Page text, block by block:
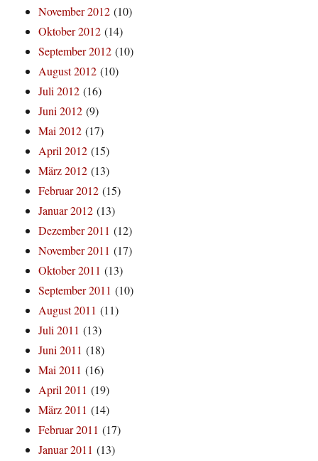
November 2012 (10)
Oktober 2012 (14)
September 2012 (10)
August 2012 (10)
Juli 2012 (16)
Juni 2012 (9)
Mai 2012 (17)
April 2012 (15)
März 2012 (13)
Februar 2012 (15)
Januar 2012 (13)
Dezember 2011 (12)
November 2011 (17)
Oktober 2011 (13)
September 2011 (10)
August 2011 (11)
Juli 2011 (13)
Juni 2011 (18)
Mai 2011 (16)
April 2011 (19)
März 2011 (14)
Februar 2011 (17)
Januar 2011 (13)